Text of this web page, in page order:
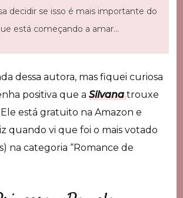
decidir se isso é mais importante do
está começando a amar…
dessa autora, mas fiquei curiosa
positiva que a Silvanatrouxe
está gratuito na Amazon e
quando vi que foi o mais votado
na categoria “Romance de